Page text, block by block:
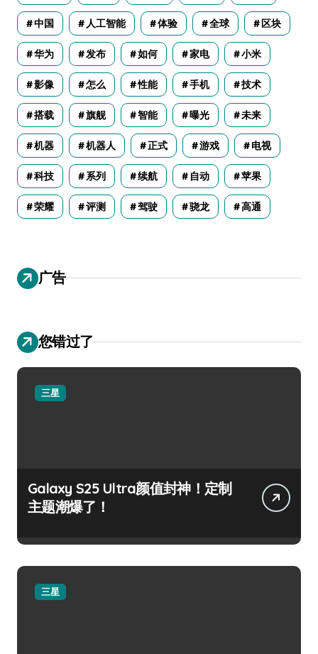
中国 人工智能 体验 全球 区块
华为 发布 如何 家电 小米
影像 怎么 性能 手机 技术
搭载 旗舰 智能 曝光 未来
机器 机器人 正式 游戏 电视
科技 系列 续航 自动 苹果
荣耀 评测 驾驶 骁龙 高通
广告
您错过了
三星
Galaxy S25 Ultra颜值封神！定制
主题潮爆了！
三星